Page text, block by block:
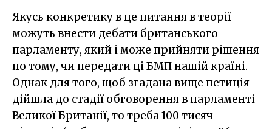
Якусь конкретику в це питання в теорії
можуть внести дебати британського
парламенту, який і може прийняти рішення
по тому, чи передати ці БМП нашій країні.
Однак для того, щоб згадана вище петиція
дійшла до стадії обговорення в парламенті
Великої Британії, то треба 100 тисяч